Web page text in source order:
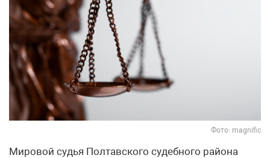
Фото: magnific
Мировой судья Полтавского судебного района